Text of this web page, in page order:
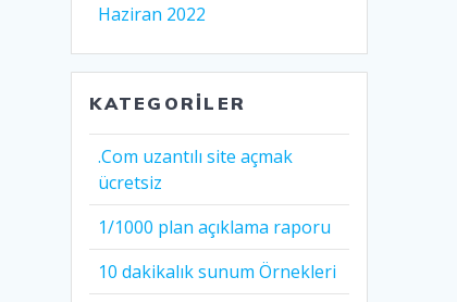
Haziran 2022
KATEGORILER
.Com uzantılı site açmak
ücretsiz
1/1000 plan açıklama raporu
10 dakikalık sunum Örnekleri